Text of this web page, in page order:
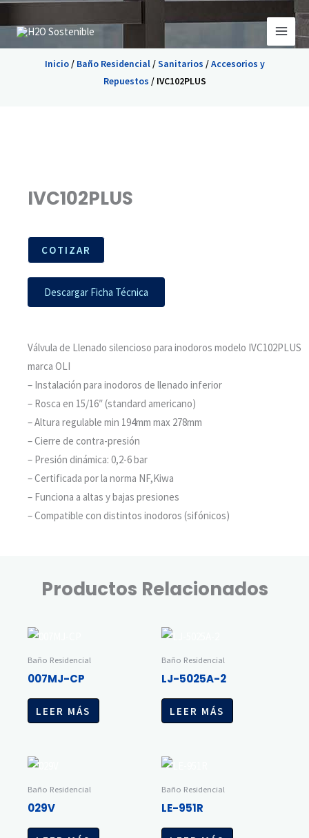
al
contenido
Inicio/ Baño Residencial/Sanitarios /Accesorios y
Repuestos / IVC102PLUS
IVC102PLUS
COTIZAR
Descargar Ficha Técnica
Válvula de Llenado silencioso para inodoros modelo IVC102PLUS
marca OLI
– Instalación para inodoros de llenado inferior
– Rosca en 15/16″ (standard americano)
– Altura regulable min 194mm max 278mm
– Cierre de contra-presión
– Presión dinámica: 0,2-6 bar
– Certificada por la norma NF,Kiwa
– Funciona a altas y bajas presiones
– Compatible con distintos inodoros (sifónicos)
Productos Relacionados
Baño Residencial
007MJ-CP
LEER MÁS
Baño Residencial
LJ-5025A-2
LEER MÁS
Baño Residencial
029V
Baño Residencial
LE-951R